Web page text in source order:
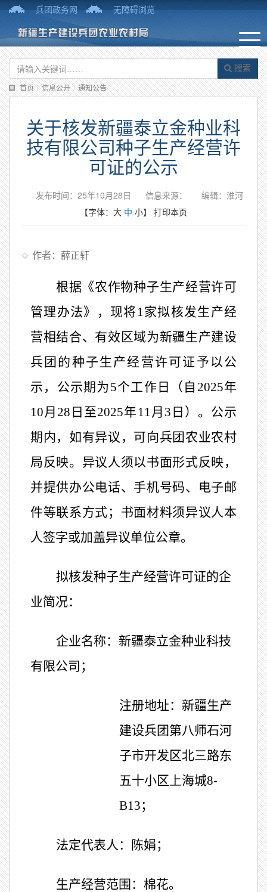
兵团政务网 无障碍浏览
搜索
首页 / 信息公开 / 通知公告
关于核发新疆泰立金种业科
技有限公司种子生产经营许
可证的公示
发布时间：25年10月28日 信息来源：
编辑：淮河
【字体： 大 中 小】 打印本页
作者：薛正轩
根据《农作物种子生产经营许可
管理办法》，现将 1家拟核发生产经
营相结合、有效区域为新疆生产建设
兵团的种子生产经营许可证予以公
示，公示期为 5个工作日（自 2025年
10月 28 日至2025年 11月 3 日）。公示
期内，如有异议，可向兵团农业农村
局反映。异议人须以书面形式反映，
并提供办公电话、手机号码、电子邮
件等联系方式；书面材料须异议人本
人签字或加盖异议单位公章。
拟核发种子生产经营许可证的企
业简况：
企业名称：新疆泰立金种业科技
有限公司；
注册地址：新疆生产
建设兵团第八师石河
子市开发区北三路东
五十小区上海城8-
B13；
法定代表人：陈娟；
生产经营范围：棉花。